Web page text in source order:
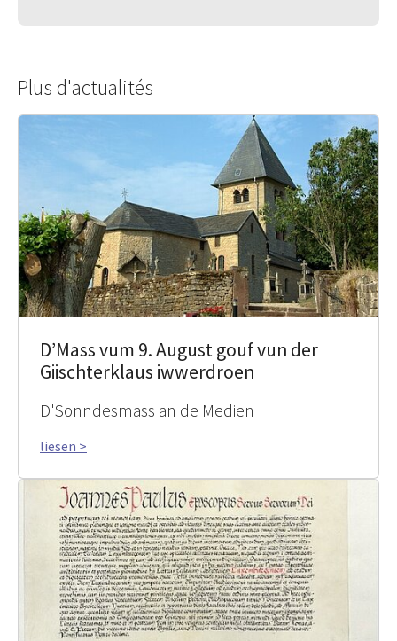
Plus d'actualités
D’Mass vum 9. August gouf vun der
Giischterklaus iwwerdroen
D'Sonndesmass an de Medien
liesen >